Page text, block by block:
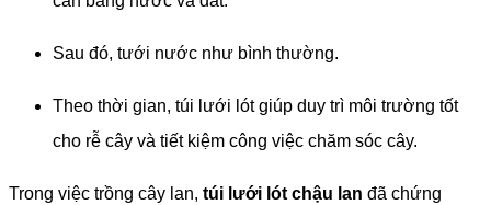
Sau đó, tưới nước như bình thường.
Theo thời gian, túi lưới lót giúp duy trì môi trường tốt
cho rễ cây và tiết kiệm công việc chăm sóc cây.
Trong việc trồng cây lan, túi lưới lót chậu lan đã chứng